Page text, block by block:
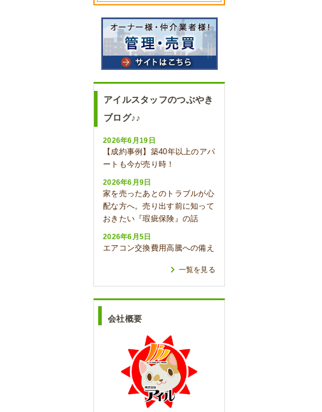
アイルスタッフのつぶやき
ブログ♪♪
2026年6月19日
【成約事例】築40年以上のアパ
ートも今が売り時！
2026年6月9日
家を売ったあとのトラブルが心
配な方へ。売り出す前に知って
おきたい『瑕疵保険』の話
2026年6月5日
エアコン交換費用高騰への備え
一覧を見る
会社概要